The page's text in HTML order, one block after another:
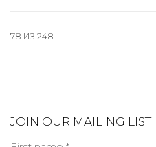
78 ИЗ 248
JOIN OUR MAILING LIST